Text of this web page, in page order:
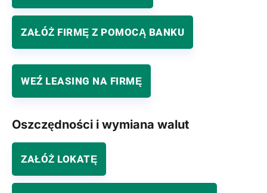
ZAŁÓŻ FIRMĘ Z POMOCĄ BANKU
WEŹ LEASING NA FIRMĘ
Oszczędności i wymiana walut
ZAŁÓŻ LOKATĘ